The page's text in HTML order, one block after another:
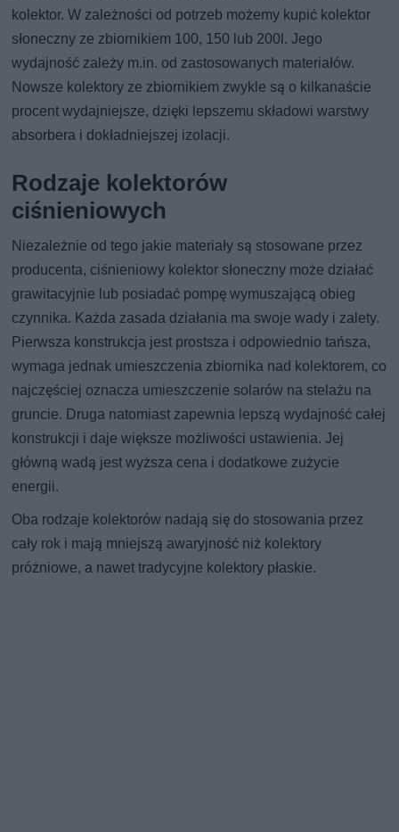
kolektor. W zależności od potrzeb możemy kupić kolektor
słoneczny ze zbiornikiem 100, 150 lub 200l. Jego
wydajność zależy m.in. od zastosowanych materiałów.
Nowsze kolektory ze zbiornikiem zwykle są o kilkanaście
procent wydajniejsze, dzięki lepszemu składowi warstwy
absorbera i dokładniejszej izolacji.
Rodzaje kolektorów
ciśnieniowych
Niezależnie od tego jakie materiały są stosowane przez
producenta, ciśnieniowy kolektor słoneczny może działać
grawitacyjnie lub posiadać pompę wymuszającą obieg
czynnika. Każda zasada działania ma swoje wady i zalety.
Pierwsza konstrukcja jest prostsza i odpowiednio tańsza,
wymaga jednak umieszczenia zbiornika nad kolektorem, co
najczęściej oznacza umieszczenie solarów na stelażu na
gruncie. Druga natomiast zapewnia lepszą wydajność całej
konstrukcji i daje większe możliwości ustawienia. Jej
główną wadą jest wyższa cena i dodatkowe zużycie
energii.
Oba rodzaje kolektorów nadają się do stosowania przez
cały rok i mają mniejszą awaryjność niż kolektory
próżniowe, a nawet tradycyjne kolektory płaskie.